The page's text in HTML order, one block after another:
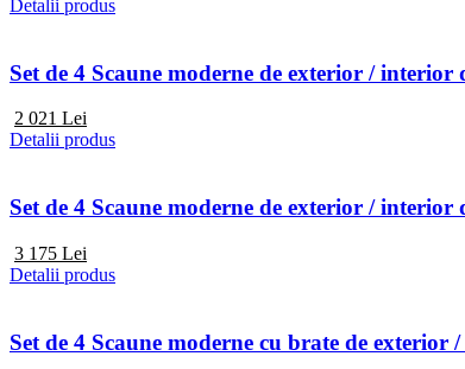
Detalii produs
Set de 4 Scaune moderne de exterior /
2 021 Lei
Detalii produs
Set de 4 Scaune moderne de exterior /
3 175 Lei
Detalii produs
Set de 4 Scaune moderne cu brate de